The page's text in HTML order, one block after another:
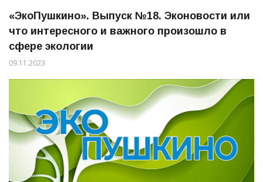
«ЭкоПушкино». Выпуск №18. Эконовости или
что интересного и важного произошло в
сфере экологии
09.11.2023